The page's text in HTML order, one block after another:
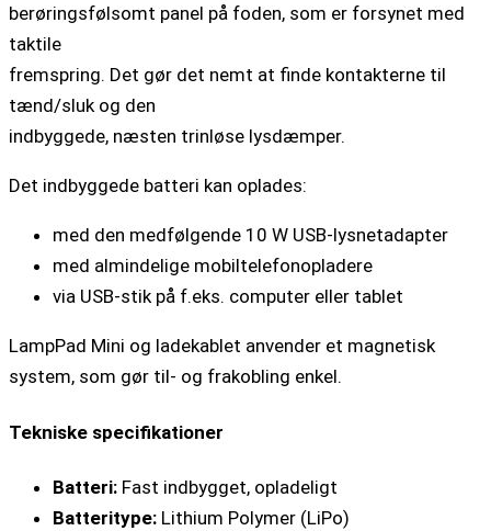
berøringsfølsomt panel på foden, som er forsynet med
taktile
fremspring. Det gør det nemt at finde kontakterne til
tænd/sluk og den
indbyggede, næsten trinløse lysdæmper.
Det indbyggede batteri kan oplades:
med den medfølgende 10 W USB-lysnetadapter
med almindelige mobiltelefonopladere
via USB-stik på f.eks. computer eller tablet
LampPad Mini og ladekablet anvender et magnetisk
system, som gør til- og frakobling enkel.
Tekniske specifikationer
Batteri: Fast indbygget, opladeligt
Batteritype: Lithium Polymer (LiPo)